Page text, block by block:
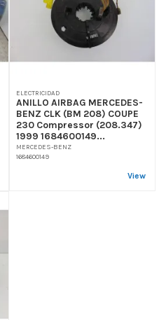
ELECTRICIDAD
ANILLO AIRBAG MERCEDES-
BENZ CLK (BM 208) COUPE
230 Compressor (208.347)
1999 1684600149...
MERCEDES-BENZ
1684600149
View